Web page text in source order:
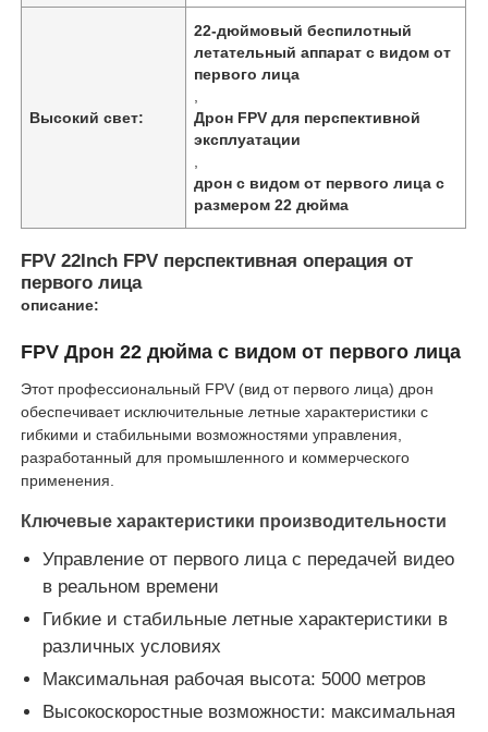
Экскурсия по фабрике
Контакт с нами
Новости
Случаи
Запросить расценки
промышленные беспилотники
Высокий свет:
22-дюймовый беспилотный
летательный аппарат с видом от
первого лица
Дрон FPV для перспективной
эксплуатации
дрон с видом от первого лица с
размером 22 дюйма
FPV 22Inch FPV перспективная операция от
первого лица
описание:
FPV Дрон 22 дюйма с видом от первого лица
Этот профессиональный FPV (вид от первого лица) дрон
обеспечивает исключительные летные характеристики с
гибкими и стабильными возможностями управления,
разработанный для промышленного и коммерческого
применения.
Ключевые характеристики производительности
Управление от первого лица с передачей видео
в реальном времени
Гибкие и стабильные летные характеристики в
различных условиях
Максимальная рабочая высота: 5000 метров
Высокоскоростные возможности: максимальная